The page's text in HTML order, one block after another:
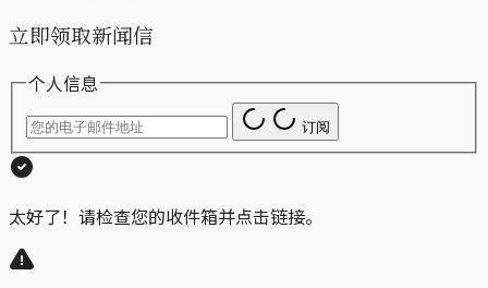
立即领取新闻信
个人信息
订阅
太好了！请检查您的收件箱并点击链接。